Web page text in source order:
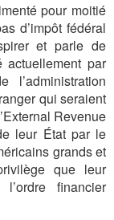
pour moitié
d’impôt fédéral
et parle de
actuellement par
l’administration
qui seraient
Revenue
leur État par le
grands et
que leur
financier